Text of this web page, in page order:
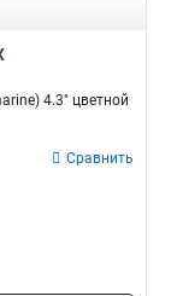
4.3" цветной
Сравнить